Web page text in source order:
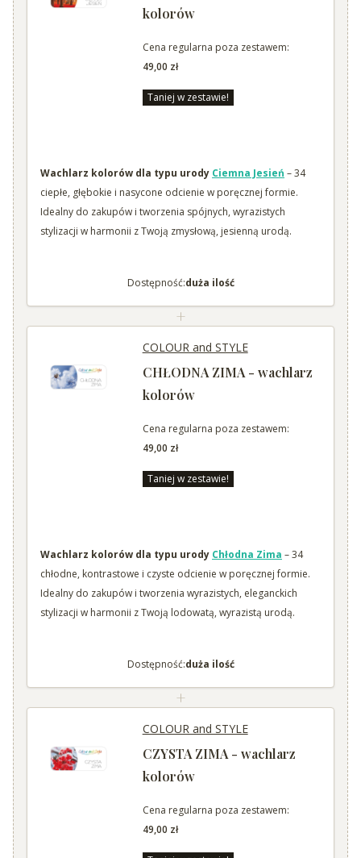
kolorów
Cena regularna poza zestawem:
49,00 zł
Taniej w zestawie!
Wachlarz kolorów dla typu urody Ciemna Jesień – 34
ciepłe, głębokie i nasycone odcienie w poręcznej formie.
Idealny do zakupów i tworzenia spójnych, wyrazistych
stylizacji w harmonii z Twoją zmysłową, jesienną urodą.
Dostępność:duża ilość
+
COLOUR and STYLE
CHŁODNA ZIMA - wachlarz
kolorów
Cena regularna poza zestawem:
49,00 zł
Taniej w zestawie!
Wachlarz kolorów dla typu urody Chłodna Zima – 34
chłodne, kontrastowe i czyste odcienie w poręcznej formie.
Idealny do zakupów i tworzenia wyrazistych, eleganckich
stylizacji w harmonii z Twoją lodowatą, wyrazistą urodą.
Dostępność:duża ilość
+
COLOUR and STYLE
CZYSTA ZIMA - wachlarz
kolorów
Cena regularna poza zestawem:
49,00 zł